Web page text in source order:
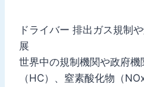
ドライバー 排出ガス規制
展
世界中の規制機関や政府機
（HC）、窒素酸化物（